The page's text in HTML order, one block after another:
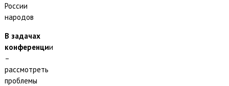
России
народов
В задачах
конференции
–
рассмотреть
проблемы